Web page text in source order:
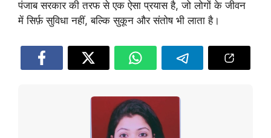
पंजाब सरकार की तरफ से एक ऐसा प्रयास है, जो लोगों के जीवन
में सिर्फ़ सुविधा नहीं, बल्कि सुकून और संतोष भी लाता है।